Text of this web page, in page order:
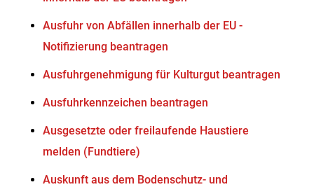
Ausfuhr von Abfällen innerhalb der EU -
Notifizierung beantragen
Ausfuhrgenehmigung für Kulturgut beantragen
Ausfuhrkennzeichen beantragen
Ausgesetzte oder freilaufende Haustiere
melden (Fundtiere)
Auskunft aus dem Bodenschutz- und